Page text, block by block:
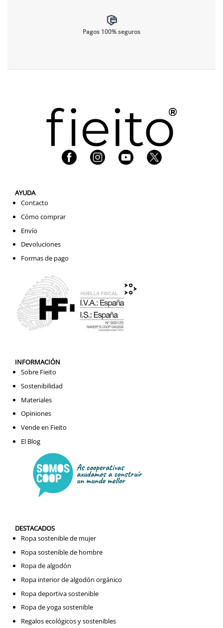
Pagos 100% seguros
AYUDA
Contacto
Cómo comprar
Envío
Devoluciones
Formas de pago
INFORMACIÓN
Sobre Fieito
Sostenibilidad
Materiales
Opiniones
Vende en Fieito
El Blog
DESTACADOS
Ropa sostenible de mujer
Ropa sostenible de hombre
Ropa de algodón
Ropa interior de algodón orgánico
Ropa deportiva sostenible
Ropa de yoga sostenible
Regalos ecológicos y sostenibles